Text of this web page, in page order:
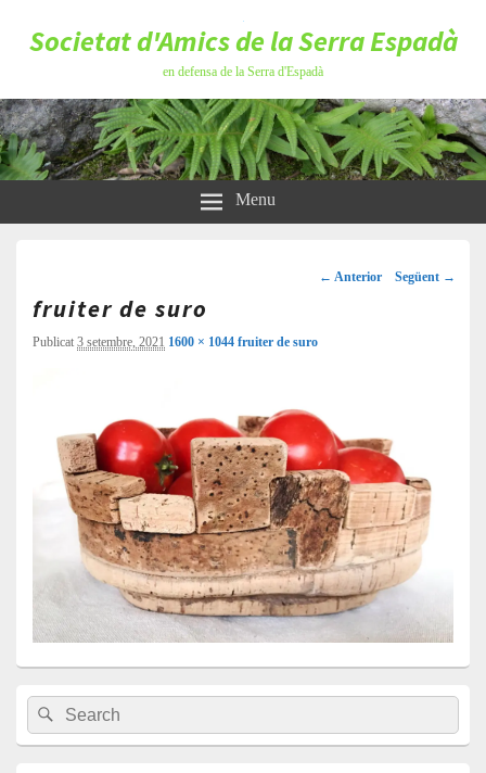
Societat d'Amics de la Serra Espadà
en defensa de la Serra d'Espadà
Menu
d'imatges
← Anterior Següent →
fruiter de suro
Publicat 3 setembre, 2021 1600 × 1044 fruiter de suro
Barra
lateral
principal
Search
for:
Search